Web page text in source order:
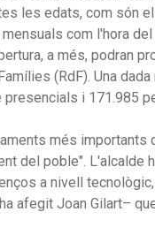
les edats, com són
com l'hora
a més, podran
(RdF). Una
i 171.985
més
del poble". L'alcalde
a nivell
afegit Joan Gilart–